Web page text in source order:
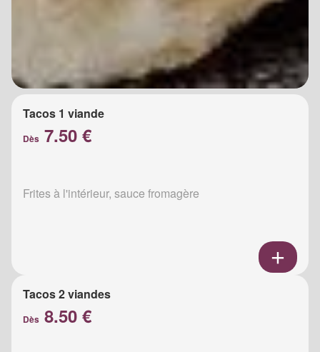
Tacos 1 viande
Dès 7.50 €
Frites à l'intérieur, sauce fromagère
Tacos 2 viandes
Dès 8.50 €